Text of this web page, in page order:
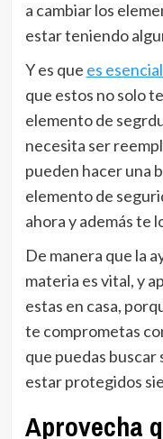
a cambiar los
estar teniendo
Y es que es
que estos no solo
elemento de
necesita ser
pueden hacer una
elemento de
ahora y además te
De manera que la
materia es vital, y
estas en casa,
te comprometas
que puedas
estar protegidos
Aprovecha